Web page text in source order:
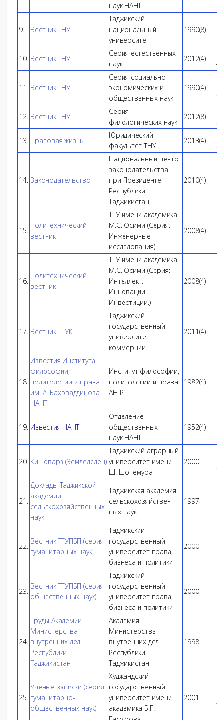
наук НАНТ
9. Вестник ТНУ
Таджикский
национальный
университет
1990(8)
10. Вестник ТНУ
Серия естественных
наук
2012(4)
11. Вестник ТНУ
Серия социально-
экономических и
общественных наук
1990(4)
12. Вестник ТНУ
Серия
филологических наук
2012(8)
13. Правовая жизнь
Юридический
факультет ТНУ
2013(4)
14. Законодательство
Национальный центр
законодательства
при Президенте
Республики
Таджикистан
2010(4)
15.
Политехнический
вестник
ТТУ имени академика
М.С. Осими (Серия:
Инженерные
исследования)
2008(4)
16.
Политехнический
вестник
ТТУ имени академика
М.С. Осими (Серия:
Интеллект.
Инновации.
Инвестиции.)
2008(4)
17. Вестник ТГУК
Таджикский
государственный
университет
коммерции
2011(4)
18.
Известия Института
философии,
политологии и права
им. А. Баховаддинова
НАНТ
Институт философии,
политологии и права
АН РТ
1982(4)
19. Известия НАНТ
Отделение
общественных
наук НАНТ
1952(4)
20. Кишоварз (Земледелец)
Таджикский аграрный
университет имени
Ш. Шотемура
2000
21.
Доклады Таджикской
академии
сельскохозяйственных
наук
Таджикская академия
сельскохозяйствен-
ных наук
1997
22.
Вестник ТГУПБП (серия
гуманитарных наук)
Таджикский
государственный
университет права,
бизнеса и политики
2000
23.
Вестник ТГУПБП (серия
общественных наук)
Таджикский
государственный
университет права,
бизнеса и политики
2000
24.
Труды Академии
Министерства
внутренних дел
Республики
Таджикистан
Академия
Министерства
внутренних дел
Республики
Таджикистан
1998
25.
Ученые записки (серия
гуманитарно-
общественных наук)
Худжандский
государственный
университет имени
академика Б.Г.
2001